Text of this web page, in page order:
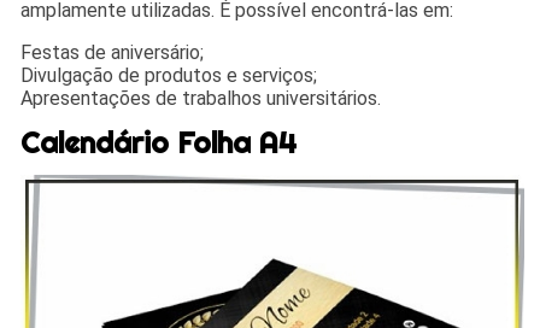
amplamente utilizadas. É possível encontrá-las em:
Festas de aniversário;
Divulgação de produtos e serviços;
Apresentações de trabalhos universitários.
Calendário Folha A4